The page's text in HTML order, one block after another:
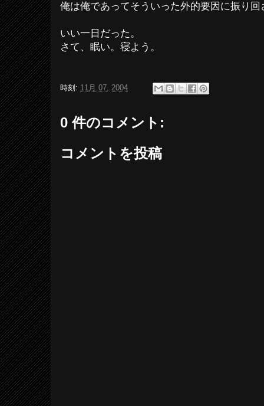
俺は俺であってそういった外的要因に振り
いい一日だった。
さて、眠い。寝よう。
時刻: 11月 07, 2004
0 件のコメント:
コメントを投稿